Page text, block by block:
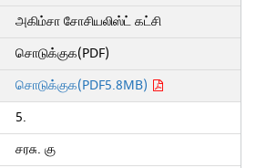
அகிம்சா சோசியலிஸ்ட் கட்சி
சொடுக்குக(PDF)
சொடுக்குக(PDF5.8MB)
5.
சரசு. கு